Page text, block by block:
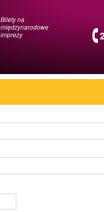
Bilety na
międzynarodowe
imprezy